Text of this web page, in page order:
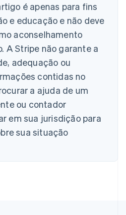
é apenas para fins
e educação e não deve
aconselhamento
A Stripe não garante a
adequação ou
contidas no
a ajuda de um
ou contador
em sua jurisdição para
sua situação
English